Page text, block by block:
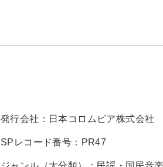
発行会社： 日本コロムビア株式会社
SPレコード番号： PR47